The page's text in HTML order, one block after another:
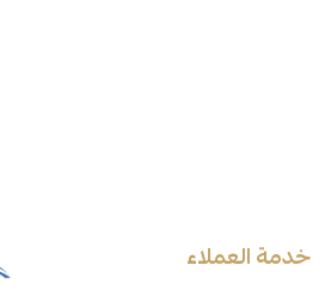
خدمة العملاء